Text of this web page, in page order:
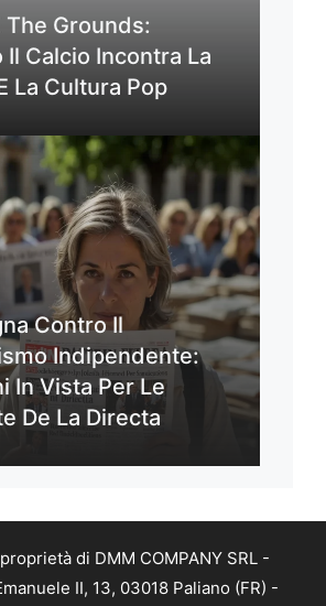
The Grounds:
Il Calcio Incontra La
La Cultura Pop
Contro Il
Indipendente:
In Vista Per Le
De La Directa
di DMM COMPANY SRL -
II, 13, 03018 Paliano (FR) -